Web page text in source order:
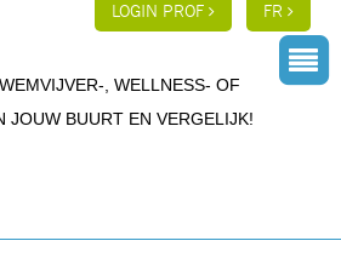
LOGIN PROF FR
, WELLNESS- OF
JOUW BUURT EN VERGELIJK!